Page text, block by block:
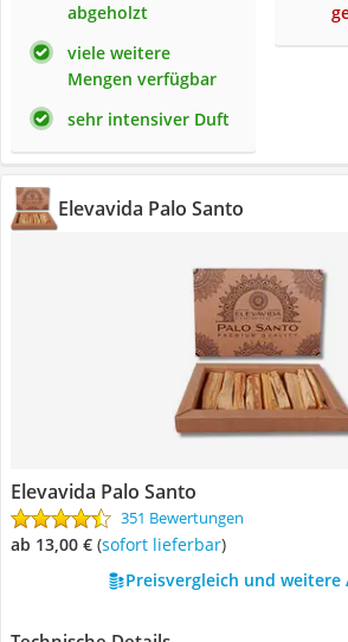
abgeholzt
viele weitere
Mengen verfügbar
sehr intensiver Duft
Elevavida Palo Santo
Elevavida Palo Santo
351 Bewertungen
ab 13,00 € ( Sofort lieferbar)
Preisvergleich und weitere